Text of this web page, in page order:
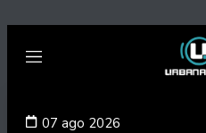
Menú
07 ago 2026